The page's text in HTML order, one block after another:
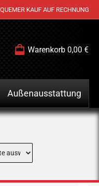
KAUF AUF RECHNUNG
Warenkorb 0,00 €
Außenausstattung